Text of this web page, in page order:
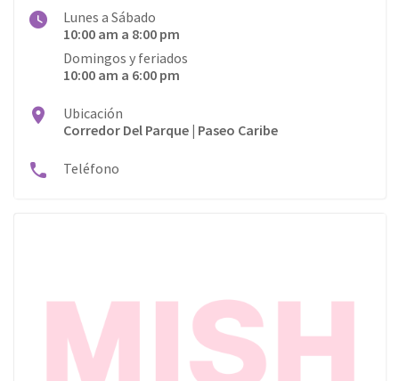
Lunes a Sábado
10:00 am a 8:00 pm
Domingos y feriados
10:00 am a 6:00 pm
Ubicación
Corredor Del Parque | Paseo Caribe
Teléfono